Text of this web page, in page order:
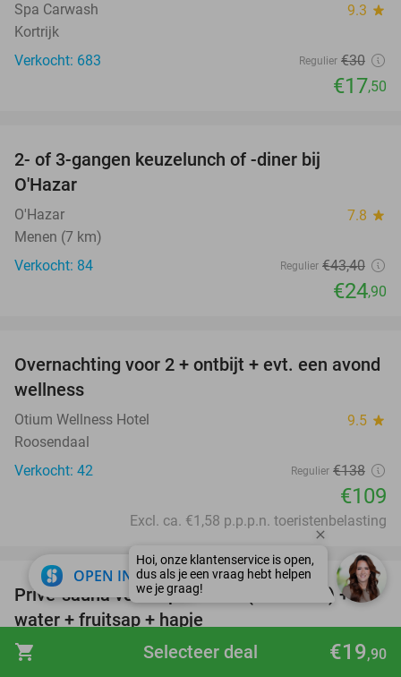
shopping_cart €19,90
Selecteer deal
Spa Carwash 9.3 star
Kortrijk
Verkocht: 683
Regulier €30
€17,50
2- of 3-gangen keuzelunch of -diner bij
O'Hazar
O'Hazar 7.8 star
Menen (7 km)
Verkocht: 84
Regulier €43,40
€24,90
21%
Overnachting voor 2 + ontbijt + evt. een avond
wellness
Otium Wellness Hotel 9.5 star
Roosendaal
Verkocht: 42
Regulier €138
€109
Excl. ca. €1,58 p.p.p.n. toeristenbelasting
28%
favorite_border
Privé-sauna voor 2 personen (2 of 3 uur) +
water + fruitsap + hapje
Dolce Vita Wellness 10.0 star
OPEN IN APP close